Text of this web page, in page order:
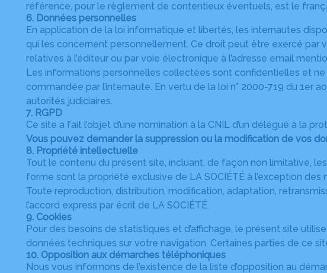
référence, pour le règlement de contentieux éventuels, est le
6. Données personnelles
En application de la loi informatique et libertés, les internautes
qui les concernent personnellement. Ce droit peut être exercé par
relatives à l’éditeur ou par voie électronique à l’adresse email
Les informations personnelles collectées sont confidentielles et
commandée par l’internaute. En vertu de la loi n° 2000-719 du 1er
autorités judiciaires.
7. RGPD
Ce site a fait l’objet d’une nomination à la CNIL d’un délégué à la
Vous pouvez demander la suppression ou la modification de vos
8. Propriété intellectuelle
Tout le contenu du présent site, incluant, de façon non limitative,
forme sont la propriété exclusive de LA SOCIÉTÉ à l’exception
Toute reproduction, distribution, modification, adaptation,
l’accord express par écrit de LA SOCIÉTÉ.
9. Cookies
Pour des besoins de statistiques et d’affichage, le présent site
données techniques sur votre navigation. Certaines parties de ce
10. Opposition aux démarches téléphoniques
Nous vous informons de l’existence de la liste d’opposition au